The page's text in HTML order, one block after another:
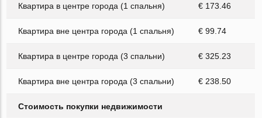
Квартира в центре города (1 спальня) € 173.46
Квартира вне центра города (1 спальня) € 99.74
Квартира в центре города (3 спальни) € 325.23
Квартира вне центра города (3 спальни) € 238.50
Стоимость покупки недвижимости